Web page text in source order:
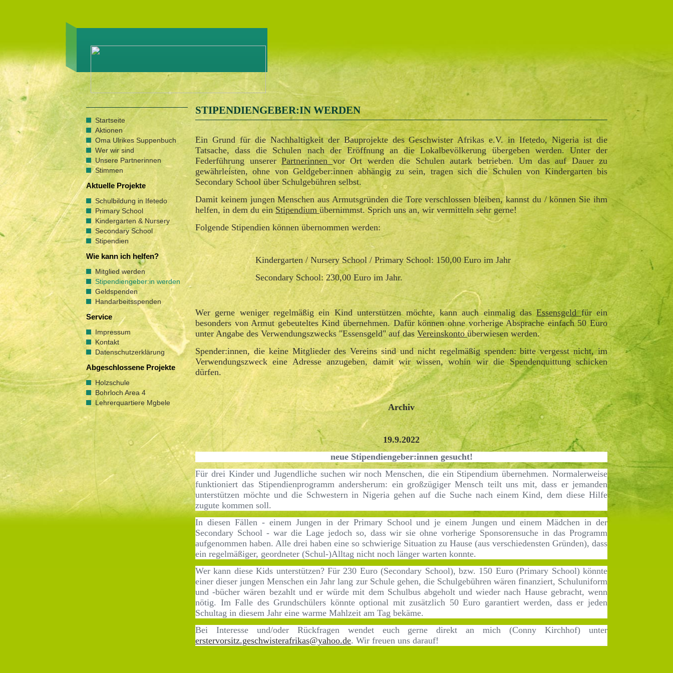
Startseite
Aktionen
Oma Ulrikes Suppenbuch
Wer wir sind
Unsere Partnerinnen
Stimmen
Aktuelle Projekte
Schulbildung in Ifetedo
Primary School
Kindergarten & Nursery
Secondary School
Stipendien
Wie kann ich helfen?
Mitglied werden
Stipendiengeber:in werden
Geldspenden
Handarbeitsspenden
Service
Impressum
Kontakt
Datenschutzerklärung
Abgeschlossene Projekte
Holzschule
Bohrloch Area 4
Lehrerquartiere Mgbele
STIPENDIENGEBER:IN WERDEN
Ein Grund für die Nachhaltigkeit der Bauprojekte des Geschwister Afrikas e.V. in Ifetedo, Nigeria ist die
Tatsache, dass die Schulen nach der Eröffnung an die Lokalbevölkerung übergeben werden. Unter der
Federführung unserer Partnerinnenvor Ort werden die Schulen autark betrieben. Um das auf Dauer zu
gewährleisten, ohne von Geldgeber:innen abhängig zu sein, tragen sich die Schulen von Kindergarten bis
Secondary School über Schulgebühren selbst.
Damit keinem jungen Menschen aus Armutsgründen die Tore verschlossen bleiben, kannst du / können Sie ihm
helfen, in dem du ein Stipendium übernimmst. Sprich uns an, wir vermitteln sehr gerne!
Folgende Stipendien können übernommen werden:
Kindergarten / Nursery School / Primary School: 150,00 Euro im Jahr
Secondary School: 230,00 Euro im Jahr.
Wer gerne weniger regelmäßig ein Kind unterstützen möchte, kann auch einmalig dasEssensgeldfür ein
besonders von Armut gebeuteltes Kind übernehmen. Dafür können ohne vorherige Absprache einfach 50 Euro
unter Angabe des Verwendungszwecks "Essensgeld" auf dasVereinskontoüberwiesen werden.
Spender:innen, die keine Mitglieder des Vereins sind und nicht regelmäßig spenden: bitte vergesst nicht, im
Verwendungszweck eine Adresse anzugeben, damit wir wissen, wohin wir die Spendenquittung schicken
dürfen.
Archiv
19.9.2022
neue Stipendiengeber:innen gesucht!
Für drei Kinder und Jugendliche suchen wir noch Menschen, die ein Stipendium übernehmen. Normalerweise
funktioniert das Stipendienprogramm andersherum: ein großzügiger Mensch teilt uns mit, dass er jemanden
unterstützen möchte und die Schwestern in Nigeria gehen auf die Suche nach einem Kind, dem diese Hilfe
zugute kommen soll.
In diesen Fällen - einem Jungen in der Primary School und je einem Jungen und einem Mädchen in der
Secondary School - war die Lage jedoch so, dass wir sie ohne vorherige Sponsorensuche in das Programm
aufgenommen haben. Alle drei haben eine so schwierige Situation zu Hause (aus verschiedensten Gründen), dass
ein regelmäßiger, geordneter (Schul-)Alltag nicht noch länger warten konnte.
Wer kann diese Kids unterstützen? Für 230 Euro (Secondary School), bzw. 150 Euro (Primary School) könnte
einer dieser jungen Menschen ein Jahr lang zur Schule gehen, die Schulgebühren wären finanziert, Schuluniform
und -bücher wären bezahlt und er würde mit dem Schulbus abgeholt und wieder nach Hause gebracht, wenn
nötig. Im Falle des Grundschülers könnte optional mit zusätzlich 50 Euro garantiert werden, dass er jeden
Schultag in diesem Jahr eine warme Mahlzeit am Tag bekäme.
Bei Interesse und/oder Rückfragen wendet euch gerne direkt an mich (Conny Kirchhof) unter
erstervorsitz.geschwisterafrikas@yahoo.de. Wir freuen uns darauf!